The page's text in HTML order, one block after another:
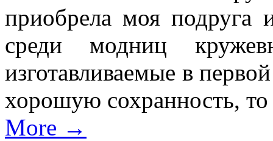
приобрела моя
среди модниц
изготавливаемые в
хорошую сохранность,
More →